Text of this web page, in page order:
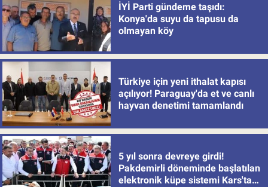
İYİ Parti gündeme taşıdı:
Konya'da suyu da tapusu da
olmayan köy
Türkiye için yeni ithalat kapısı
açılıyor! Paraguay'da et ve canlı
hayvan denetimi tamamlandı
5 yıl sonra devreye girdi!
Pakdemirli döneminde başlatılan
elektronik küpe sistemi Kars'tan